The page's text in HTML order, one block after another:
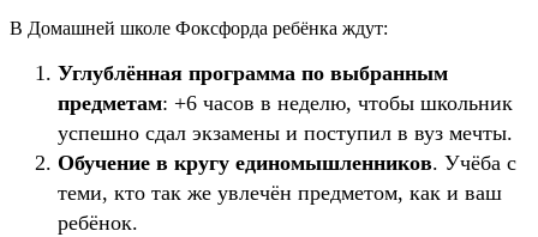
В Домашней школе Фоксфорда ребёнка ждут:
Углублённая программа по выбранным
предметам: +6 часов в неделю, чтобы школьник
успешно сдал экзамены и поступил в вуз мечты.
Обучение в кругу единомышленников. Учёба с
теми, кто так же увлечён предметом, как и ваш
ребёнок.